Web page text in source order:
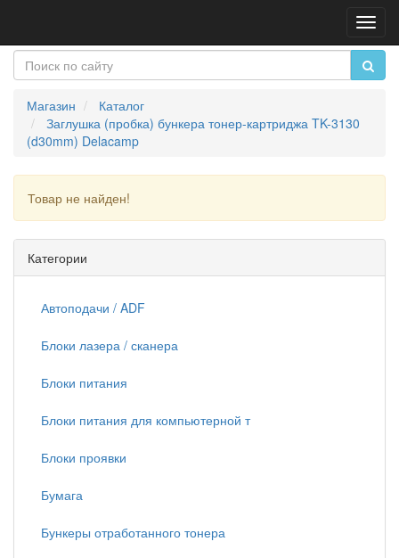
Магазин
Каталог
Заглушка (пробка) бункера тонер-картриджа TK-3130
(d30mm) Delacamp
Товар не найден!
Категории
Автоподачи / ADF
Блоки лазера / сканера
Блоки питания
Блоки питания для компьютерной т
Блоки проявки
Бумага
Бункеры отработанного тонера